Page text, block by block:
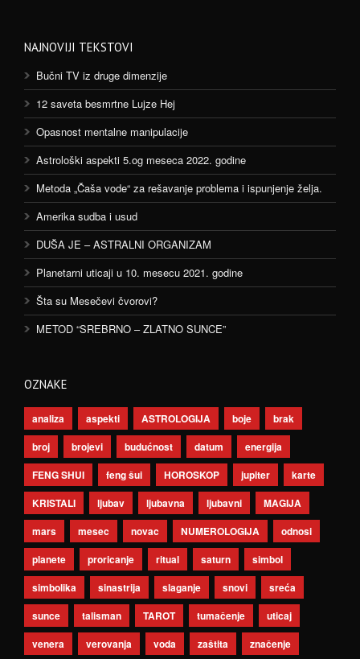
NAJNOVIJI TEKSTOVI
Bučni TV iz druge dimenzije
12 saveta besmrtne Lujze Hej
Opasnost mentalne manipulacije
Astrološki aspekti 5.og meseca 2022. godine
Metoda „Čaša vode“ za rešavanje problema i ispunjenje želja.
Amerika sudba i usud
DUŠA JE – ASTRALNI ORGANIZAM
Planetarni uticaji u 10. mesecu 2021. godine
Šta su Mesečevi čvorovi?
METOD “SREBRNO – ZLATNO SUNCE”
OZNAKE
analiza aspekti ASTROLOGIJA boje
brak
broj
brojevi budućnost datum
energija
FENG SHUI
feng šui HOROSKOP jupiter
karte
KRISTALI
ljubav ljubavna ljubavni
MAGIJA
mars
mesec novac NUMEROLOGIJA
odnosi
planete
proricanje ritual saturn
simbol
simbolika
sinastrija slaganje snovi
sreća
sunce
talisman TAROT tumačenje
uticaj
venera
verovanja voda zaštita značenje